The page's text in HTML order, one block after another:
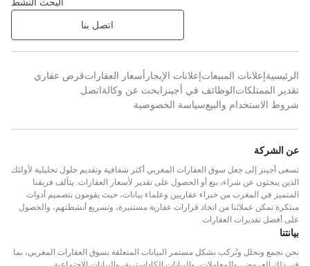
اتصل بنا
الرئيسيةإعلانات المبيعاتإعلانات الإيجار أسعار العقاراتقرض عقاري
تقدير الممتلكاتالوظائف في أجينز ابحث عن وكالةاتصل
شروط الاستخدام والبيعسياسة الخصوصية
عن الشركة
تسعى أجينز إلى جعل سوق العقارات المغربي أكثر شفافية وتقديم حلول تحليلية لأولئك
الذين يبحثون عن شراء، بيع أو الحصول على تقدير لأسعار العقارات. يتألف فريقنا
المتميز في المغرب من خبراء عقاريين وعلماء بيانات، حيث يقومون بتصميم أدوات
مبتكرة تمكن عملائنا من اتخاذ قرارات عقارية مستنيرة، وتسريع أنشطتهم، والحصول
على أفضل تقديرات العقارات
بيانتنا
نحن نجمع ونحلل ونُركب بشكل مستمر البيانات المتعلقة بسوق العقارات المغربي، بما